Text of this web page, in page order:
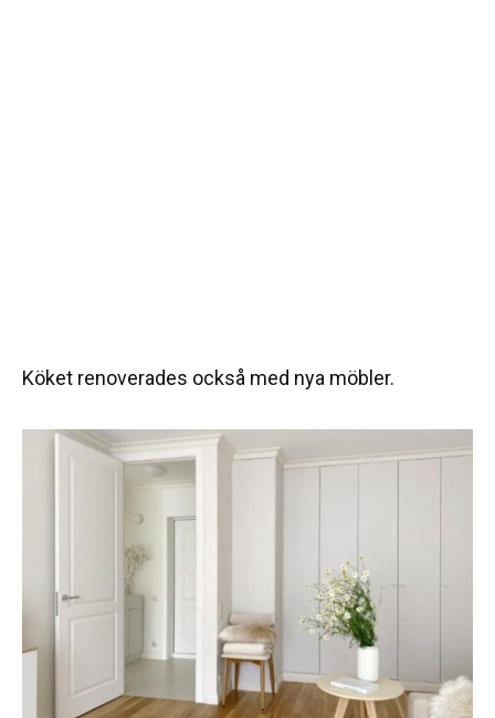
Köket renoverades också med nya möbler.